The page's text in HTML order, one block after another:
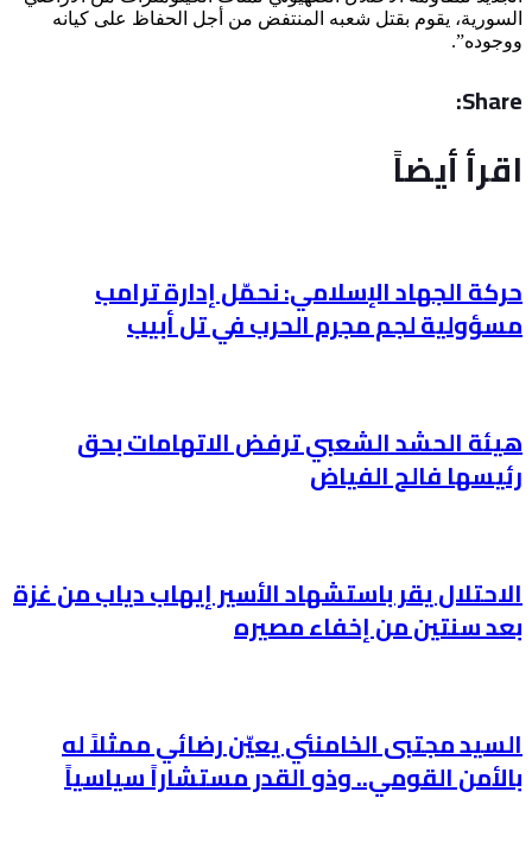
السورية، يقوم بقتل شعبه المنتفض من أجل الحفاظ على كيانه
ووجوده”.
Share:
اقرأ أيضاً
حركة الجهاد الإسلامي: نحمّل إدارة ترامب
مسؤولية لجم مجرم الحرب في تل أبيب
هيئة الحشد الشعبي ترفض الاتهامات بحق
رئيسها فالح الفياض
الاحتلال يقر باستشهاد الأسير إيهاب دياب من غزة
بعد سنتين من إخفاء مصيره
السيد مجتبى الخامنئي يعيّن رضائي ممثلاً له
بالأمن القومي.. وذو القدر مستشاراً سياسياً